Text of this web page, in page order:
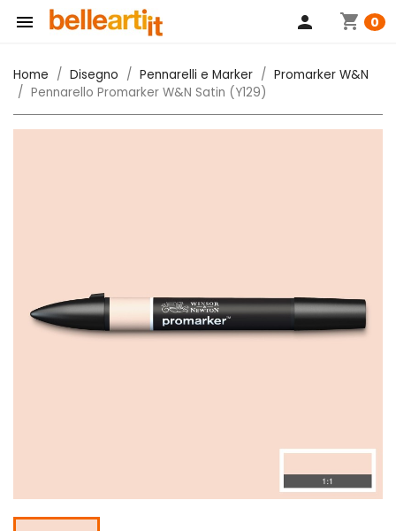
 shopping_cart 0
person
Home Disegno Pennarelli e Marker
Promarker W&N
Pennarello Promarker W&N Satin (Y129)